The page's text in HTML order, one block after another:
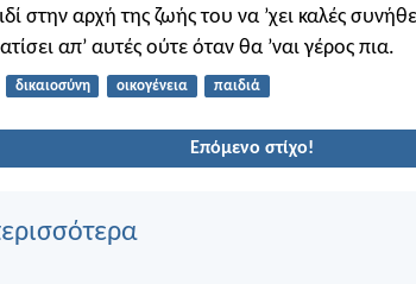
στην αρχή της ζωής του να ’χει καλές
απ’ αυτές ούτε όταν θα ’ναι γέρος πια.
δικαιοσύνη οικογένεια παιδιά
Επόμενο στίχο!